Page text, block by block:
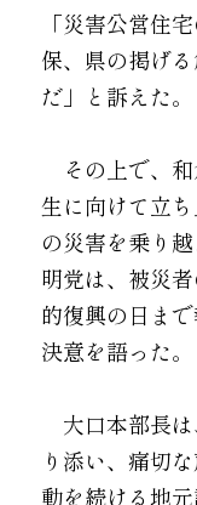
「災害公営住
保、県の掲げ
だ」と訴えた。
その上で、
生に向けて立
の災害を乗り
明党は、被災
的復興の日ま
決意を語った。
大口本部長
り添い、痛切
動を続ける地元